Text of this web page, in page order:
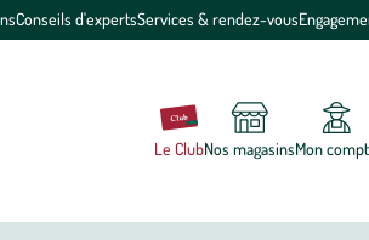
Conseils d'expertsServices & rendez-vous
Le ClubNos magasinsMon